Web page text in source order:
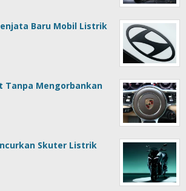
Baru Mobil Listrik
Tanpa Mengorbankan
Skuter Listrik